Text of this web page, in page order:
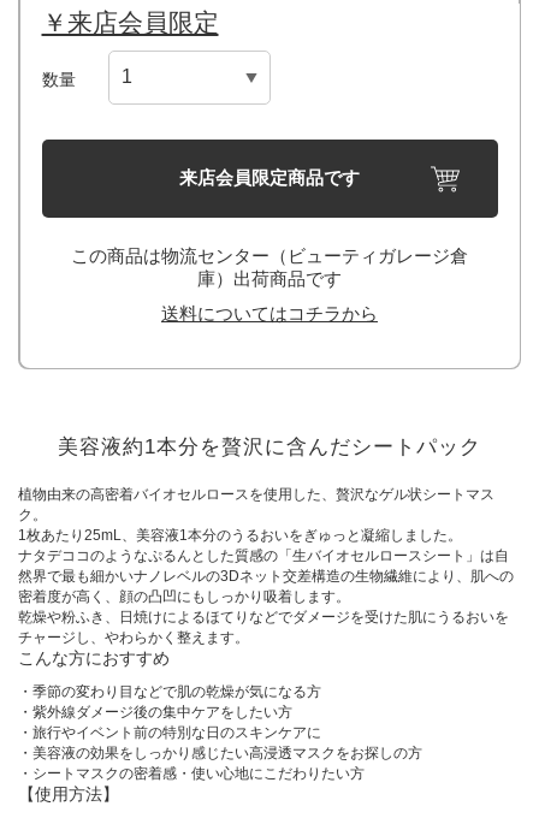
￥来店会員限定
数量
来店会員限定商品です
この商品は物流センター（ビューティガレージ倉
庫）出荷商品です
送料についてはコチラから
美容液約1本分を贅沢に含んだシートパック
植物由来の高密着バイオセルロースを使用した、贅沢なゲル状シートマス
ク。
1枚あたり25mL、美容液1本分のうるおいをぎゅっと凝縮しました。
ナタデココのようなぷるんとした質感の「生バイオセルロースシート」は自
然界で最も細かいナノレベルの3Dネット交差構造の生物繊維により、肌への
密着度が高く、顔の凸凹にもしっかり吸着します。
乾燥や粉ふき、日焼けによるほてりなどでダメージを受けた肌にうるおいを
チャージし、やわらかく整えます。
こんな方におすすめ
・季節の変わり目などで肌の乾燥が気になる方
・紫外線ダメージ後の集中ケアをしたい方
・旅行やイベント前の特別な日のスキンケアに
・美容液の効果をしっかり感じたい高浸透マスクをお探しの方
・シートマスクの密着感・使い心地にこだわりたい方
【使用方法】